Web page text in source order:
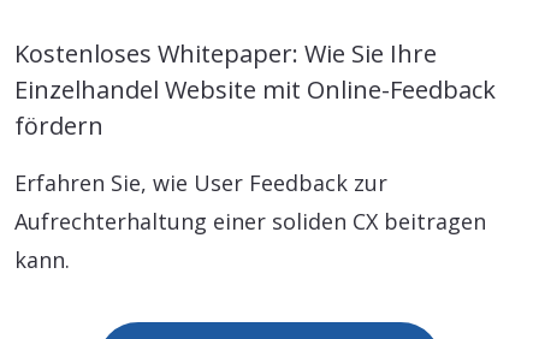
Kostenloses Whitepaper: Wie Sie Ihre
Einzelhandel Website mit Online-Feedback
fördern
Erfahren Sie, wie User Feedback zur
Aufrechterhaltung einer soliden CX beitragen
kann.